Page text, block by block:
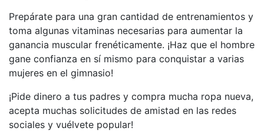
Prepárate para una gran cantidad de entrenamientos y
toma algunas vitaminas necesarias para aumentar la
ganancia muscular frenéticamente. ¡Haz que el hombre
gane confianza en sí mismo para conquistar a varias
mujeres en el gimnasio!
¡Pide dinero a tus padres y compra mucha ropa nueva,
acepta muchas solicitudes de amistad en las redes
sociales y vuélvete popular!